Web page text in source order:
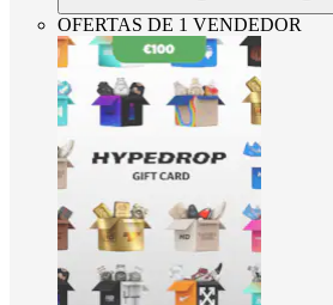
OFERTAS DE 1 VENDEDOR